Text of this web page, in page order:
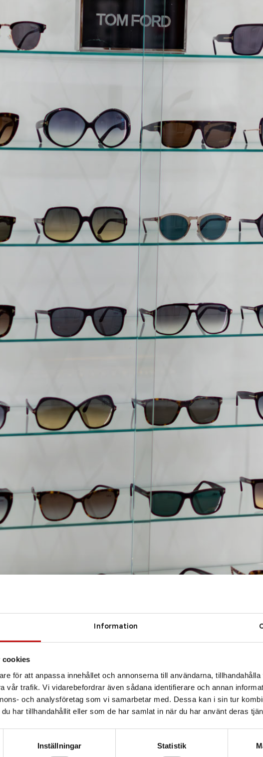
Information
cookies
för att anpassa innehållet och annonserna till användarna,
vår trafik. Vi vidarebefordrar även sådana identifierare och annan
och analysföretag som vi samarbetar med. Dessa kan i sin tur
har tillhandahållit eller som de har samlat in när du har använt deras
Inställningar Statistik